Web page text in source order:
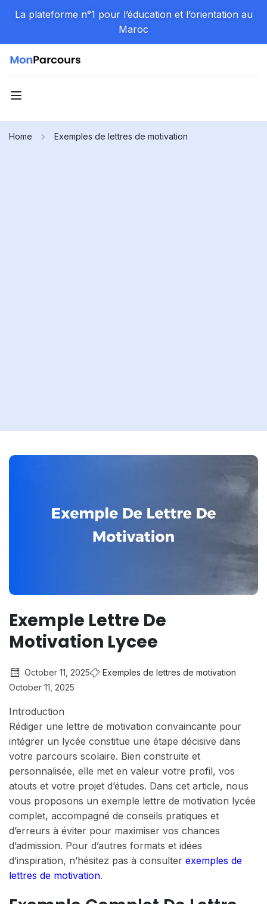
La plateforme n°1 pour l’éducation et l’orientation au
Maroc
Home Exemples de lettres de motivation
Exemple Lettre De
Motivation Lycee
October 11, 2025
Exemples de lettres de motivation
October 11, 2025
Introduction
Rédiger une lettre de motivation convaincante pour
intégrer un lycée constitue une étape décisive dans
votre parcours scolaire. Bien construite et
personnalisée, elle met en valeur votre profil, vos
atouts et votre projet d’études. Dans cet article, nous
vous proposons un exemple lettre de motivation lycée
complet, accompagné de conseils pratiques et
d’erreurs à éviter pour maximiser vos chances
d’admission. Pour d’autres formats et idées
d’inspiration, n’hésitez pas à consulter exemples de
lettres de motivation.